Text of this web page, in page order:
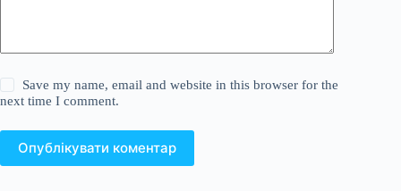
Save my name, email and website in this browser for the
next time I comment.
Опублікувати коментар